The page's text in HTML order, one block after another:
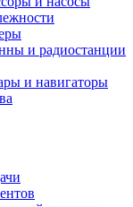
и радиостанции
и навигаторы